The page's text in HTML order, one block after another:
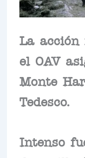
La acción
el OAV
Monte
Tedesco.
Intenso